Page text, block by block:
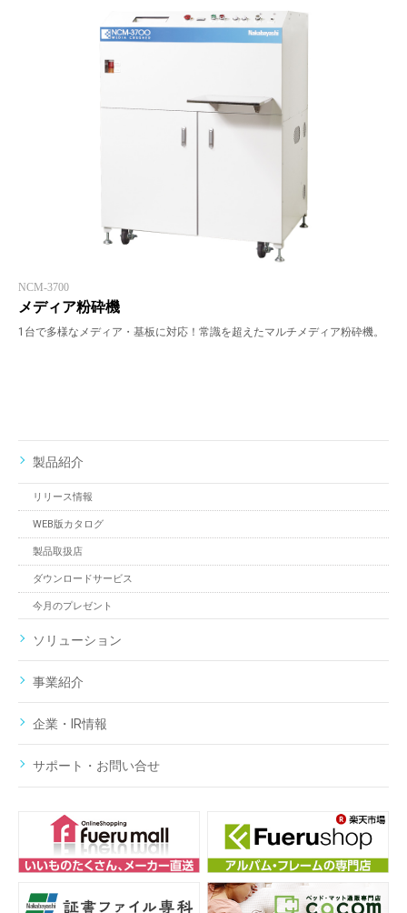
NCM-3700
メディア粉砕機
1台で多様なメディア・基板に対応！常識を超えたマルチメディア粉砕機。
製品紹介
リリース情報
WEB版カタログ
製品取扱店
ダウンロードサービス
今月のプレゼント
ソリューション
事業紹介
企業・IR情報
サポート・お問い合せ